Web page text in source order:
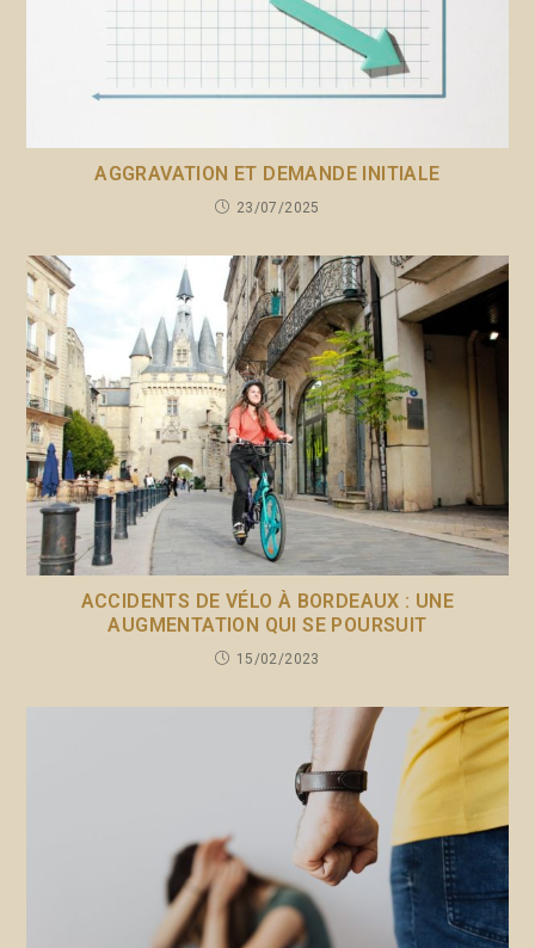
AGGRAVATION ET DEMANDE INITIALE
23/07/2025
ACCIDENTS DE VÉLO À BORDEAUX : UNE
AUGMENTATION QUI SE POURSUIT
15/02/2023